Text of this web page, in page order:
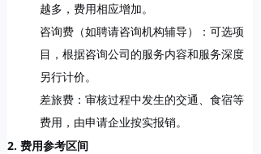
越多，费用相应增加。
咨询费 （如聘请咨询机构辅导）：可选项
目，根据咨询公司的服务内容和服务深度
另行计价。
差旅费 ：审核过程中发生的交通、食宿等
费用，由申请企业按实报销。
2. 费用参考区间